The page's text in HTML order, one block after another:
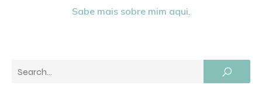
Sabe mais sobre mim aqui.